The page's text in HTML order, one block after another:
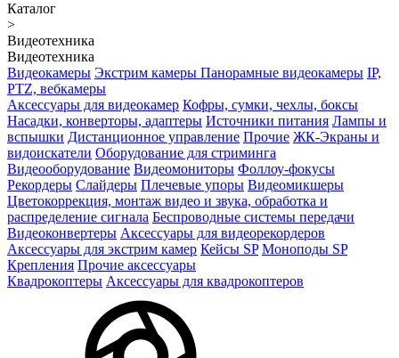
Каталог
>
Видеотехника
Видеотехника
Видеокамеры Экстрим камеры Панорамные видеокамеры IP,
PTZ, вебкамеры
Аксессуары для видеокамер Кофры, сумки, чехлы, боксы
Насадки, конверторы, адаптеры Источники питания Лампы и
вспышки Дистанционное управление Прочие ЖК-Экраны и
видоискатели Оборудование для стриминга
Видеооборудование Видеомониторы Фоллоу-фокусы
Рекордеры Слайдеры Плечевые упоры Видеомикшеры
Цветокоррекция, монтаж видео и звука, обработка и
распределение сигнала Беспроводные системы передачи
Видеоконвертеры Аксессуары для видеорекордеров
Аксессуары для экстрим камер Кейсы SP Моноподы SP
Крепления Прочие аксессуары
Квадрокоптеры Аксессуары для квадрокоптеров